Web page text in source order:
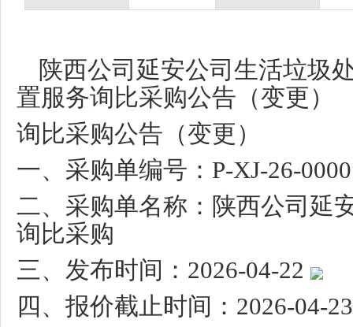
陕西公司延安公司生活垃圾
置服务询比采购公告（变更）
询比采购公告（变更）
一、采购单编号： P-XJ-26-
二、采购单名称：陕西公司延
询比采购
三、发布时间： 2026-04-22
四、报价截止时间： 2026-04-